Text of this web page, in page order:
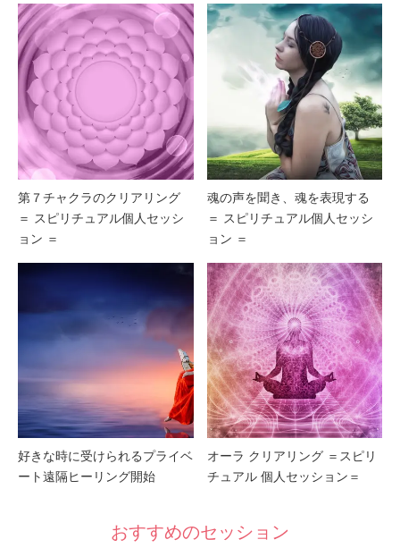
第７チャクラのクリアリング
＝ スピリチュアル個人セッシ
ョン ＝
魂の声を聞き、魂を表現する
＝ スピリチュアル個人セッシ
ョン ＝
好きな時に受けられるプライベ
ート遠隔ヒーリング開始
オーラ クリアリング ＝スピリ
チュアル 個人セッション＝
おすすめのセッション